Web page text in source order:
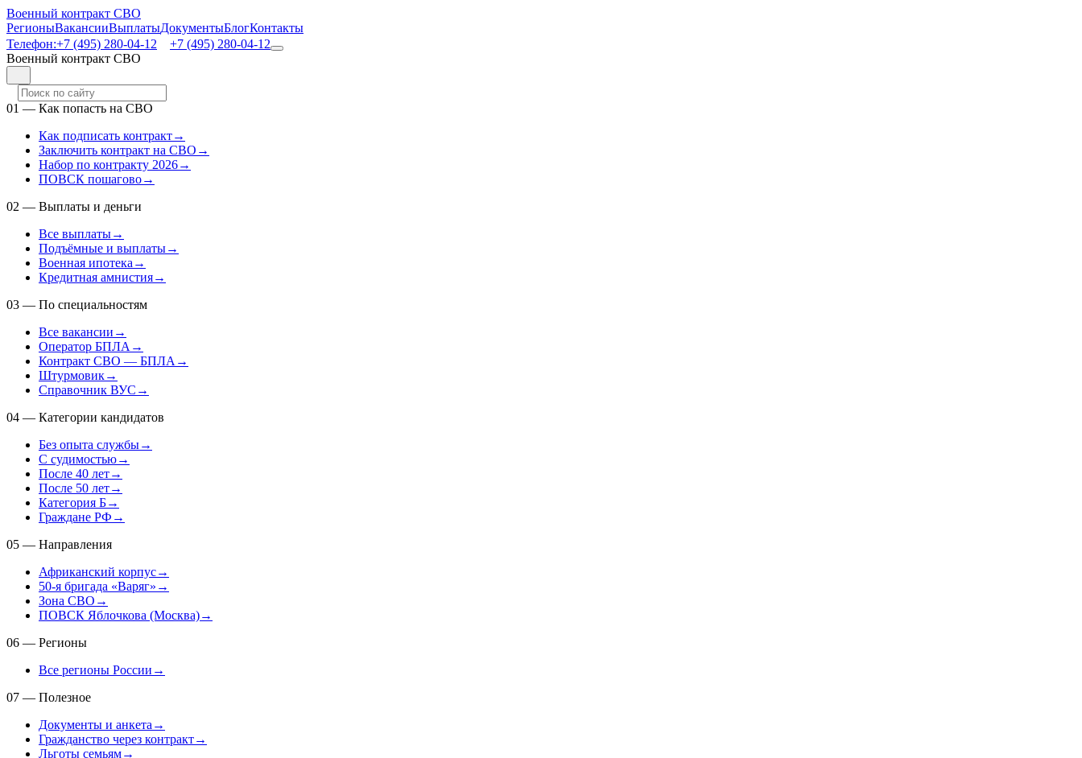
Военный контракт СВО
РегионыВакансииВыплатыДокументыБлогКонтакты
Телефон:+7 (495) 280-04-12
+7 (495) 280-04-12
Военный контракт СВО
01 — Как попасть на СВО
Как подписать контракт→
Заключить контракт на СВО →
Набор по контракту 2026→
ПОВСК пошагово→
02 — Выплаты и деньги
Все выплаты→
Подъёмные и выплаты→
Военная ипотека →
Кредитная амнистия→
03 — По специальностям
Все вакансии →
Оператор БПЛА →
Контракт СВО — БПЛА →
Штурмовик→
Справочник ВУС →
04 — Категории кандидатов
Без опыта службы→
С судимостью→
После 40 лет→
После 50 лет→
Категория Б→
Граждане РФ →
05 — Направления
Африканский корпус→
50-я бригада «Варяг» →
Зона СВО →
ПОВСК Яблочкова (Москва)→
06 — Регионы
Все регионы России →
07 — Полезное
Документы и анкета →
Гражданство через контракт→
Льготы семьям→